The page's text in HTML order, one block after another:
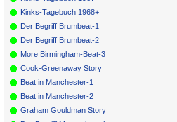
Kinks-Tagebuch 1968+
Der Begriff Brumbeat-1
Der Begriff Brumbeat-2
More Birmingham-Beat-3
Cook-Greenaway Story
Beat in Manchester-1
Beat in Manchester-2
Graham Gouldman Story